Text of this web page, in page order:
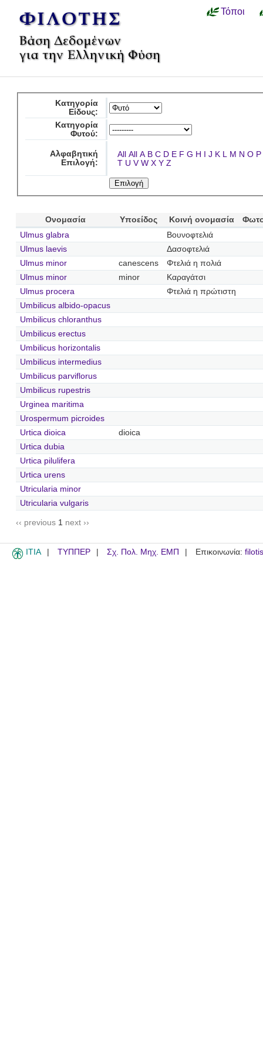
Τόποι
Κατηγορία
Είδους:
Κατηγορία
Φυτού:
Αλφαβητική
Επιλογή:
All All A B C D E F G H I J K L M N O P
T U V W X Y Z
Ονομασία Υποείδος Κοινή ονομασία
Ulmus glabra
Βουνοφτελιά
Ulmus laevis
Δασοφτελιά
Ulmus minor
canescens
Φτελιά η πολιά
Ulmus minor
minor
Καραγάτσι
Ulmus procera
Φτελιά η πρώτιστη
Umbilicus albido-opacus
Umbilicus chloranthus
Umbilicus erectus
Umbilicus horizontalis
Umbilicus intermedius
Umbilicus parviflorus
Umbilicus rupestris
Urginea maritima
Urospermum picroides
Urtica dioica
dioica
Urtica dubia
Urtica pilulifera
Urtica urens
Utricularia minor
Utricularia vulgaris
‹‹ previous 1 next ››
ITIA ΤΥΠΠΕΡ Σχ. Πολ. Μηχ. ΕΜΠ Επικοινωνία: